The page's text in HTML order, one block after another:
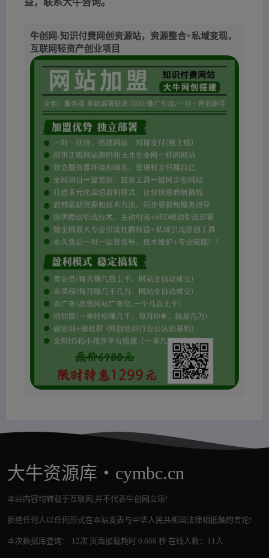
益，联系大牛咨询。
牛创网-知识付费网创资源站，资源整合+私域变现，
互联网轻资产创业项目
大牛资源库・cymbc.cn
本站内容均转载于互联网,并不代表牛创网立场!
拒绝任何人以任何形式在本站发表与中华人民共和国法律相抵触的言论!
本次数据库查询： 12次 页面加载耗时 0.686 秒 在线人数：11人